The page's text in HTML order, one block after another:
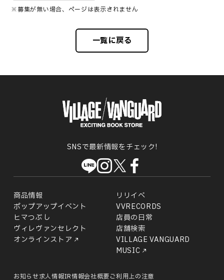
※募集が無い場合、ページは表示されません
一覧に戻る
SNSで最新情報をチェック!
商品情報
リリイベ
ポップアップイベント
VVRECORDS
ヒマつぶし
店員の日常
ヴィレヴァンセレクト
店舗検索
オンラインストア
VILLAGE VANGUARD
MUSIC
お知らせ求人情報IR情報会社概要ご利用上の注意